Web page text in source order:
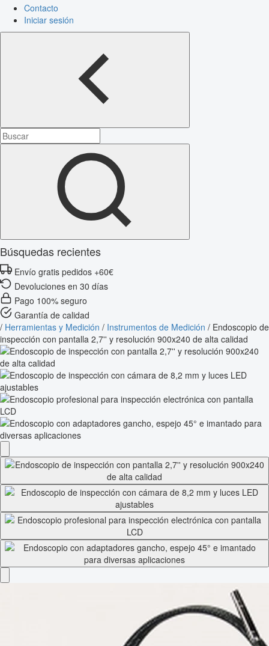
Contacto
Iniciar sesión
Búsquedas recientes
Envío gratis pedidos +60€
Devoluciones en 30 días
Pago 100% seguro
Garantía de calidad
/ Herramientas y Medición / Instrumentos de Medición / Endoscopio de
inspección con pantalla 2,7'' y resolución 900x240 de alta calidad